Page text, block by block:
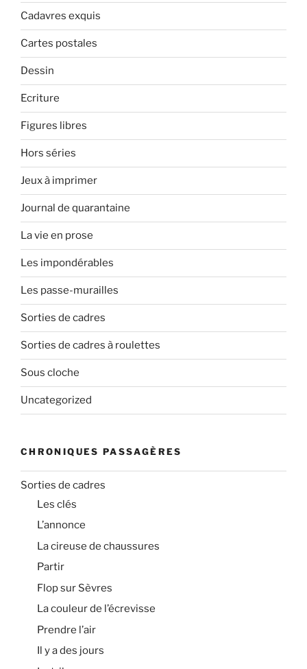
Cadavres exquis
Cartes postales
Dessin
Ecriture
Figures libres
Hors séries
Jeux à imprimer
Journal de quarantaine
La vie en prose
Les impondérables
Les passe-murailles
Sorties de cadres
Sorties de cadres à roulettes
Sous cloche
Uncategorized
CHRONIQUES PASSAGÈRES
Sorties de cadres
Les clés
L’annonce
La cireuse de chaussures
Partir
Flop sur Sèvres
La couleur de l’écrevisse
Prendre l’air
Il y a des jours